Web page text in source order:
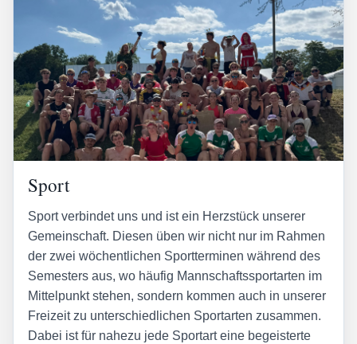
Sport
Sport verbindet uns und ist ein Herzstück unserer
Gemeinschaft. Diesen üben wir nicht nur im Rahmen
der zwei wöchentlichen Sportterminen während des
Semesters aus, wo häufig Mannschaftssportarten im
Mittelpunkt stehen, sondern kommen auch in unserer
Freizeit zu unterschiedlichen Sportarten zusammen.
Dabei ist für nahezu jede Sportart eine begeisterte